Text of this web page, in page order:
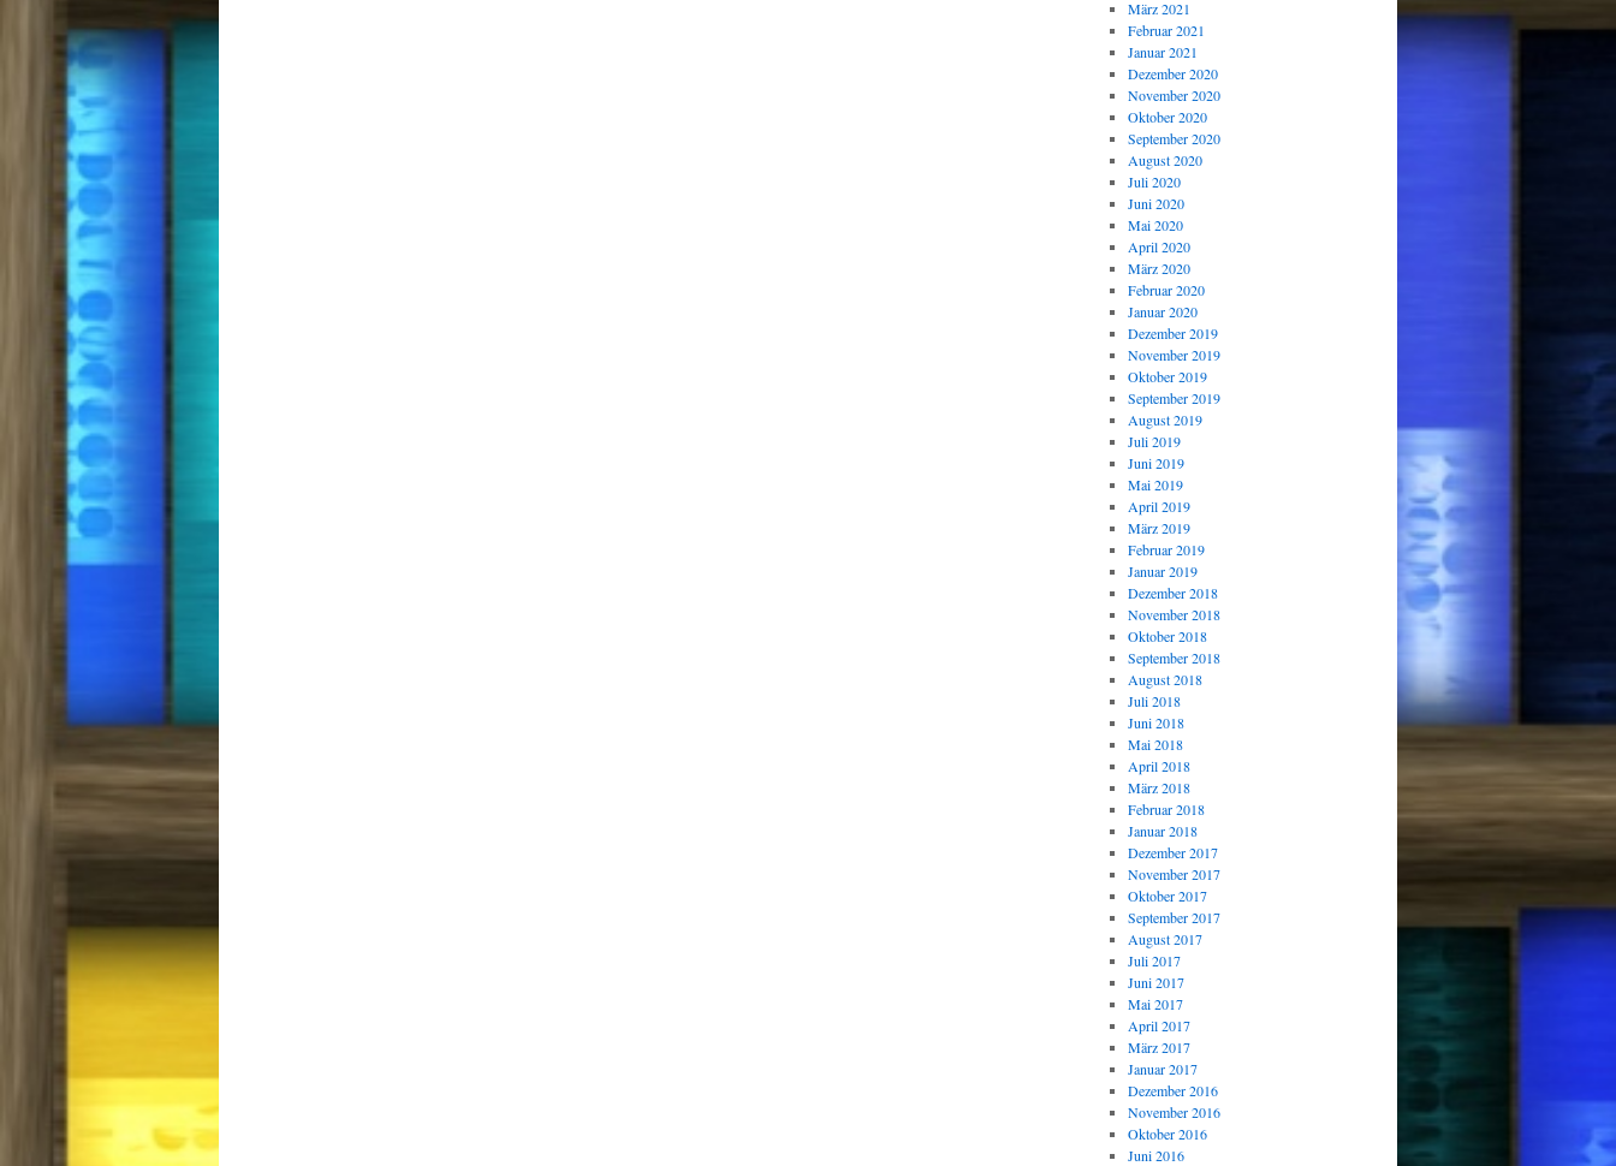
März 2021
Februar 2021
Januar 2021
Dezember 2020
November 2020
Oktober 2020
September 2020
August 2020
Juli 2020
Juni 2020
Mai 2020
April 2020
März 2020
Februar 2020
Januar 2020
Dezember 2019
November 2019
Oktober 2019
September 2019
August 2019
Juli 2019
Juni 2019
Mai 2019
April 2019
März 2019
Februar 2019
Januar 2019
Dezember 2018
November 2018
Oktober 2018
September 2018
August 2018
Juli 2018
Juni 2018
Mai 2018
April 2018
März 2018
Februar 2018
Januar 2018
Dezember 2017
November 2017
Oktober 2017
September 2017
August 2017
Juli 2017
Juni 2017
Mai 2017
April 2017
März 2017
Januar 2017
Dezember 2016
November 2016
Oktober 2016
Juni 2016